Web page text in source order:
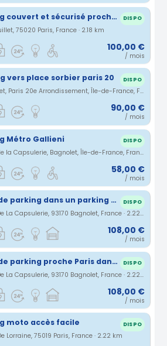
Parking couvert et sécurisé proche des métros Gambetta et Ménilmontant. DISPO
75020 Paris, France · 2.18 km
100,00 €
/ mois
vers place sorbier paris 20 DISPO
Rue Juillet, Paris 20e Arrondissement, Île-de-France, France · 2.19 km
90,00 €
/ mois
Métro Gallieni DISPO
43 Rue de la Capsulerie, Bagnolet, Île-de-France, France · 2.21 km
58,00 €
/ mois
Place de parking dans un parking couvert et sécurisé DISPO
43 Rue De La Capsulerie, 93170 Bagnolet, France · 2.22 km
108,00 €
/ mois
Place de parking proche Paris dans un parking couvert et sécurisé DISPO
43 Rue De La Capsulerie, 93170 Bagnolet, France · 2.22 km
108,00 €
/ mois
moto accès facile DISPO
Lorraine, 75019 Paris, France · 2.22 km